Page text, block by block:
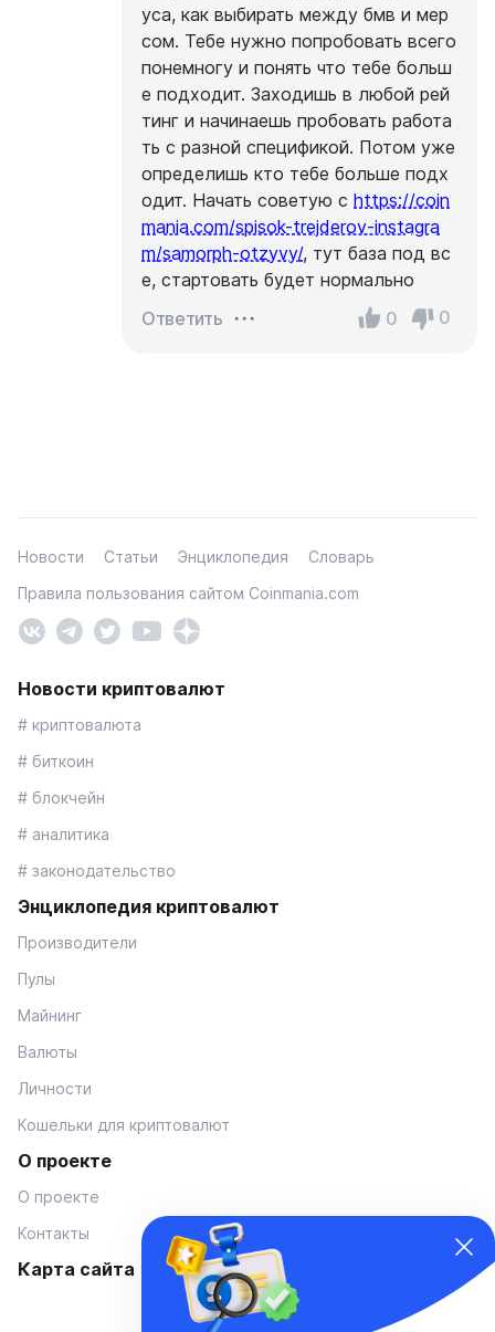
уса, как выбирать между бмв и мер
сом. Тебе нужно попробовать всего
понемногу и понять что тебе больш
е подходит. Заходишь в любой рей
тинг и начинаешь пробовать работа
ть с разной спецификой. Потом уже
определишь кто тебе больше подх
одит. Начать советую с https://coin
mania.com/spisok-trejderov-instagra
m/samorph-otzyvy/, тут база под вс
е, стартовать будет нормально
Ответить
0 0
Новости Статьи Энциклопедия
Словарь
Правила пользования сайтом Coinmania.com
Новости криптовалют
# криптовалюта
# биткоин
# блокчейн
# аналитика
# законодательство
Энциклопедия криптовалют
Производители
Пулы
Майнинг
Валюты
Личности
Кошельки для криптовалют
О проекте
О проекте
Контакты
Карта сайта